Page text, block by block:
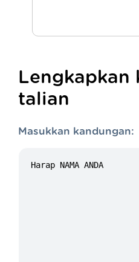
Lengkapkan
talian
Masukkan kandungan: